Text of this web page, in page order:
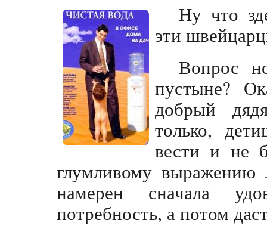
Ну что
эти
Вопрос
пустыне?
добрый
только,
вести и не
глумливому выражению
намерен сначала
потребность, а потом